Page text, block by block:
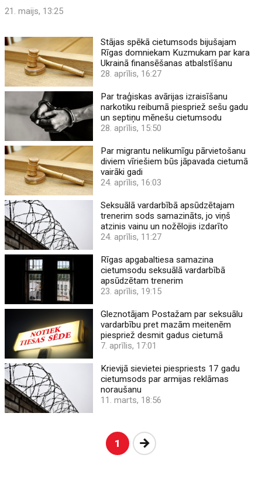
21. maijs, 13:25
Stājas spēkā cietumsods bijušajam
Rīgas domniekam Kuzmukam par kara
Ukrainā finansēšanas atbalstīšanu
28. aprīlis, 16:27
Par traģiskas avārijas izraisīšanu
narkotiku reibumā piespriež sešu gadu
un septiņu mēnešu cietumsodu
28. aprīlis, 15:50
Par migrantu nelikumīgu pārvietošanu
diviem vīriešiem būs jāpavada cietumā
vairāki gadi
24. aprīlis, 16:03
Seksuālā vardarbībā apsūdzētajam
trenerim sods samazināts, jo viņš
atzinis vainu un nožēlojis izdarīto
24. aprīlis, 11:27
Rīgas apgabaltiesa samazina
cietumsodu seksuālā vardarbībā
apsūdzētam trenerim
23. aprīlis, 19:15
Gleznotājam Postažam par seksuālu
vardarbību pret mazām meitenēm
piespriež desmit gadus cietumā
7. aprīlis, 17:01
Krievijā sievietei piespriests 17 gadu
cietumsods par armijas reklāmas
noraušanu
11. marts, 18:56
1 Nākošā